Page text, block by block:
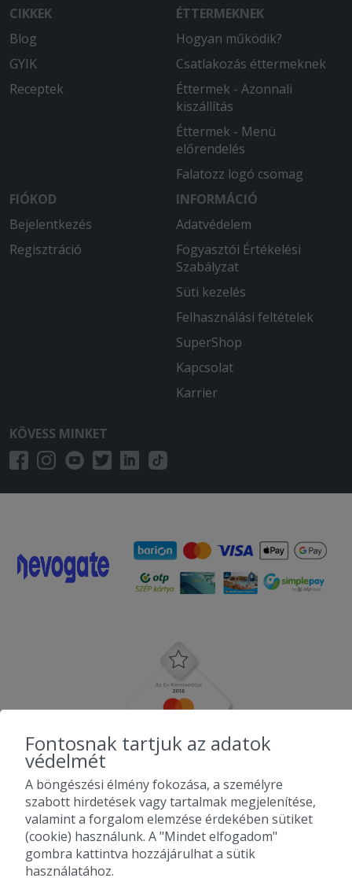
CIKKEK
Blog
GYIK
Receptek
ÉTTERMEKNEK
Hogyan működik?
Csatlakozás éttermeknek
Éttermek - Azonnali
kiszállítás
Éttermek - Menü
előrendelés
Falatozz logó csomag
FIÓKOD
Bejelentkezés
Regisztráció
INFORMÁCIÓ
Adatvédelem
Fogyasztói Értékelési
Szabályzat
Süti kezelés
Felhasználási feltételek
SuperShop
Kapcsolat
Karrier
KÖVESS MINKET
Fontosnak tartjuk az adatok
védelmét
A böngészési élmény fokozása, a személyre
szabott hirdetések vagy tartalmak megjelenítése,
valamint a forgalom elemzése érdekében sütiket
(cookie) használunk. A "Mindet elfogadom"
gombra kattintva hozzájárulhat a sütik
használatához.